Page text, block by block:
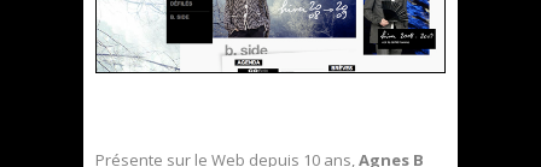
Présente sur le Web depuis 10 ans,Agnes B